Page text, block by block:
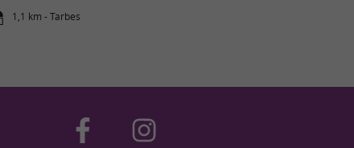
1,1 km - Tarbes